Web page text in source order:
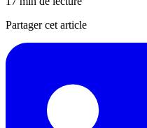
Partager cet article